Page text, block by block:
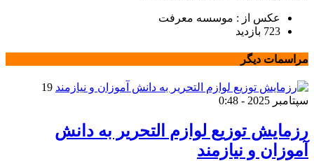
عکس از : موسسه معرفت
723 بازدید
مراسمات دیگر
19
سپتامبر 2025 - 0:48
رزمایش توزیع لوازم التحریر به دانش
آموزان و نیازمند